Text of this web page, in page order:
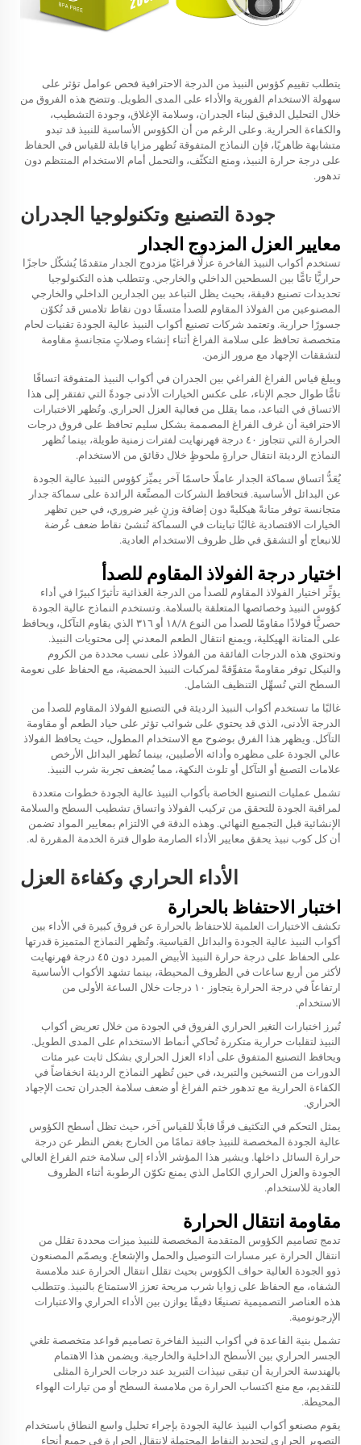
يتطلب تقييم كؤوس النبيذ من الدرجة الاحترافية فحص عوامل تؤثر على
سهولة الاستخدام الفورية والأداء على المدى الطويل. وتتضح هذه الفروق من
خلال التحليل الدقيق لبناء الجدران، وسلامة الإغلاق، وجودة التشطيب،
والكفاءة الحرارية. وعلى الرغم من أن الكؤوس الأساسية للنبيذ قد تبدو
متشابهة ظاهريًا، فإن النماذج المتفوقة تُظهر مزايا قابلة للقياس في الحفاظ
على درجة حرارة النبيذ، ومنع التكثّف، والتحمل أمام الاستخدام المنتظم دون
تدهور.
جودة التصنيع وتكنولوجيا الجدران
معايير العزل المزدوج الجدار
تستخدم أكواب النبيذ الفاخرة عزلًا فراغيًا مزدوج الجدار متقدمًا يُشكّل حاجزًا
حراريًّا تامًّا بين السطحين الداخلي والخارجي. وتتطلب هذه التكنولوجيا
تحديدات تصنيع دقيقة، بحيث يظل التباعد بين الجدارين الداخلي والخارجي
المصنوعين من الفولاذ المقاوم للصدأ متسقًا دون نقاط تلامس قد تُكوّن
جسورًا حرارية. وتعتمد شركات تصنيع أكواب النبيذ عالية الجودة تقنيات لحام
متخصصة تحافظ على سلامة الفراغ أثناء إنشاء وصلاتٍ متجانسةٍ مقاومة
لتشققات الإجهاد مع مرور الزمن.
ويبلغ قياس الفراغ الفراغي بين الجدران في أكواب النبيذ المتفوقة اتساقًا
تامًّا طوال حجم الإناء، على عكس الخيارات الأدنى جودةً التي تفتقر إلى هذا
الاتساق في التباعد، مما يقلل من فعالية العزل الحراري. وتُظهر الاختبارات
الاحترافية أن غرف الفراغ المصممة بشكل سليم تحافظ على فروق درجات
الحرارة التي تتجاوز ٤٠ درجة فهرنهايت لفترات زمنية طويلة، بينما تُظهر
النماذج الرديئة انتقال حرارةٍ ملحوظٍ خلال دقائق من الاستخدام.
يُعَدُّ اتساق سماكة الجدار عاملًا حاسمًا آخر يميِّز كؤوس النبيذ عالية الجودة
عن البدائل الأساسية. فتحافظ الشركات المصنِّعة الرائدة على سماكة جدار
متجانسة توفر متانةً هيكليةً دون إضافة وزنٍ غير ضروري، في حين تظهر
الخيارات الاقتصادية غالبًا تباينات في السماكة تُنشئ نقاط ضعف عُرضة
للانبعاج أو التشقق في ظل ظروف الاستخدام العادية.
اختيار درجة الفولاذ المقاوم للصدأ
يؤثِّر اختيار الفولاذ المقاوم للصدأ من الدرجة الغذائية تأثيرًا كبيرًا في أداء
كؤوس النبيذ وخصائصها المتعلقة بالسلامة. وتستخدم النماذج عالية الجودة
حصريًّا فولاذًا مقاومًا للصدأ من النوع ١٨/٨ أو ٣١٦ الذي يقاوم التآكل، ويحافظ
على المتانة الهيكلية، ويمنع انتقال الطعم المعدني إلى محتويات النبيذ.
وتحتوي هذه الدرجات الفائقة من الفولاذ على نسب محددة من الكروم
والنيكل توفر مقاومةً متفوِّقةً لمركبات النبيذ الحمضية، مع الحفاظ على نعومة
السطح التي تُسهِّل التنظيف الشامل.
غالبًا ما تستخدم أكواب النبيذ الرديئة في التصنيع الفولاذ المقاوم للصدأ من
الدرجة الأدنى، الذي قد يحتوي على شوائب تؤثر على حياد الطعم أو مقاومة
التآكل. ويظهر هذا الفرق بوضوح مع الاستخدام المطول، حيث يحافظ الفولاذ
عالي الجودة على مظهره وأدائه الأصليين، بينما تُظهر البدائل الأرخص
علامات التصبغ أو التآكل أو تلوث النكهة، مما يُضعف تجربة شرب النبيذ.
تشمل عمليات التصنيع الخاصة بأكواب النبيذ عالية الجودة خطوات متعددة
لمراقبة الجودة للتحقق من تركيب الفولاذ واتساق تشطيب السطح والسلامة
الإنشائية قبل التجميع النهائي. وهذه الدقة في الالتزام بمعايير المواد تضمن
أن كلكوب نبيذ يحقق معايير الأداء الصارمة طوال فترة الخدمة المقررة له.
الأداء الحراري وكفاءة العزل
اختبار الاحتفاظ بالحرارة
تكشف الاختبارات العلمية للاحتفاظ بالحرارة عن فروق كبيرة في الأداء بين
أكواب النبيذ عالية الجودة والبدائل القياسية. وتُظهر النماذج المتميزة قدرتها
على الحفاظ على درجة حرارة النبيذ الأبيض المبرد دون ٤٥ درجة فهرنهايت
لأكثر من أربع ساعات في الظروف المحيطة، بينما تشهد الأكواب الأساسية
ارتفاعاً في درجة الحرارة يتجاوز ١٠ درجات خلال الساعة الأولى من
الاستخدام.
تُبرز اختبارات التغير الحراري الفروق في الجودة من خلال تعريض أكواب
النبيذ لتقلبات حرارية متكررة تُحاكي أنماط الاستخدام على المدى الطويل.
ويحافظ التصنيع المتفوق على أداء العزل الحراري بشكل ثابت عبر مئات
الدورات من التسخين والتبريد، في حين تُظهر النماذج الرديئة انخفاضاً في
الكفاءة الحرارية مع تدهور ختم الفراغ أو ضعف سلامة الجدران تحت الإجهاد
الحراري.
يمثل التحكم في التكثيف فرقًا قابلًا للقياس آخر، حيث تظل أسطح الكؤوس
عالية الجودة المخصصة للنبيذ جافة تمامًا من الخارج بغض النظر عن درجة
حرارة السائل داخلها. ويشير هذا المؤشر الأداء إلى سلامة ختم الفراغ العالي
الجودة والعزل الحراري الكامل الذي يمنع تكوّن الرطوبة أثناء الظروف
العادية للاستخدام.
مقاومة انتقال الحرارة
تدمج تصاميم الكؤوس المتقدمة المخصصة للنبيذ ميزات محددة تقلل من
انتقال الحرارة عبر مسارات التوصيل والحمل والإشعاع. ويصمّم المصنعون
ذوو الجودة العالية حواف الكؤوس بحيث تقلل انتقال الحرارة عند ملامسة
الشفاه، مع الحفاظ على زوايا شرب مريحة تعزز الاستمتاع بالنبيذ. وتتطلب
هذه العناصر التصميمية تصنيعًا دقيقًا يوازن بين الأداء الحراري والاعتبارات
الإرجونومية.
تشمل بنية القاعدة في أكواب النبيذ الفاخرة تصاميم قواعد متخصصة تلغي
الجسر الحراري بين الأسطح الداخلية والخارجية. ويضمن هذا الاهتمام
بالهندسة الحرارية أن تبقى نبيذات التبريد عند درجات الحرارة المثلى
للتقديم، مع منع اكتساب الحرارة من ملامسة السطح أو من تيارات الهواء
المحيطة.
يقوم مصنعو أكواب النبيذ عالية الجودة بإجراء تحليل واسع النطاق باستخدام
التصوير الحراري لتحديد النقاط المحتملة لانتقال الحرارة في جميع أنحاء